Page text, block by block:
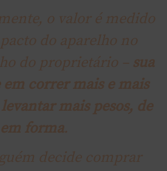
o valor é medido
do aparelho no
do proprietário – sua
correr mais e mais
mais pesos, de
forma.
decide comprar